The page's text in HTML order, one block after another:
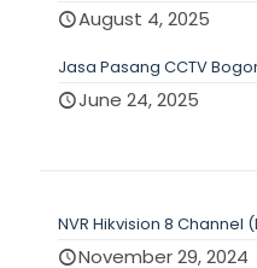
August 4, 2025
Jasa Pasang CCTV
June 24, 2025
NVR Hikvision 8 Channel
November 29, 2024